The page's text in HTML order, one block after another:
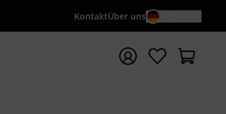
KontaktÜber uns
{searchTerm} starten